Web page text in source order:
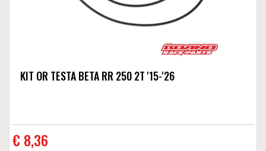
KIT OR TESTA BETA RR 250 2T '15-'26
€ 8,36